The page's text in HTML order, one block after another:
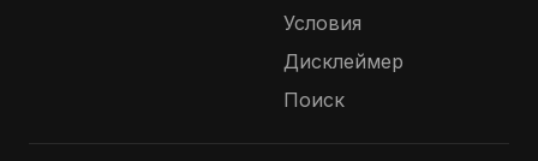
Условия
Дисклеймер
Поиск